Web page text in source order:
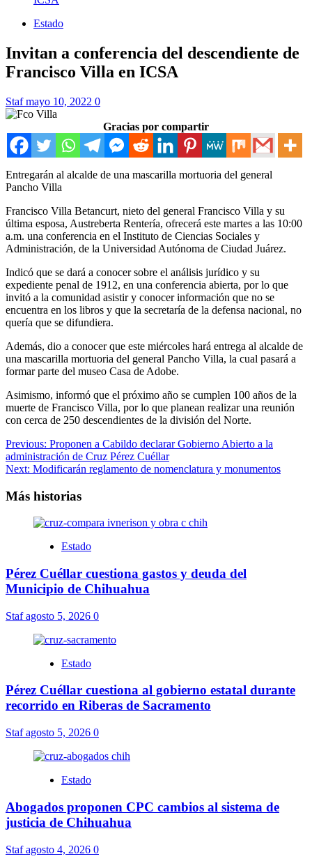
Estado
Invitan a conferencia del descendiente de
Francisco Villa en ICSA
Stafmayo 10, 2022 0
Gracias por compartir
Entregarán al alcalde de una mascarilla mortuoria del general
Pancho Villa
Francisco Villa Betancurt, nieto del general Francisco Villa y su
última esposa, Austreberta Rentería, ofrecerá este martes a las 10:00
a.m. una conferencia en el Instituto de Ciencias Sociales y
Administración, de la Universidad Autónoma de Ciudad Juárez.
Indicó que se dará a conocer sobre el análisis jurídico y su
expediente penal de 1912, en una conferencia abierta, por lo que
invitó a la comunidad asistir y conocer información que no se
encuentra en los libros y que la secretaría de la defensa nacional, no
quería que se difundiera.
Además, dio a conocer que este miércoles hará entrega al alcalde de
una mascarilla mortuoria del general Pancho Villa, la cual pasará a
formar parte del museo Casa de Adobe.
Asimismo, informó que el próximo año se cumplen 100 años de la
muerte de Francisco Villa, por lo que planean realizar una reunión
con cerca de 250 descendientes de la división del Norte.
Navegación
de
Previous: Proponen a Cabildo declarar Gobierno Abierto a la
administración de Cruz Pérez Cuéllar
Next: Modificarán reglamento de nomenclatura y monumentos
Más historias
Estado
Pérez Cuéllar cuestiona gastos y deuda del
Municipio de Chihuahua
Stafagosto 5, 2026 0
Estado
Pérez Cuéllar cuestiona al gobierno estatal durante
recorrido en Riberas de Sacramento
Stafagosto 5, 2026 0
Estado
Abogados proponen CPC cambios al sistema de
justicia de Chihuahua
Stafagosto 4, 2026 0